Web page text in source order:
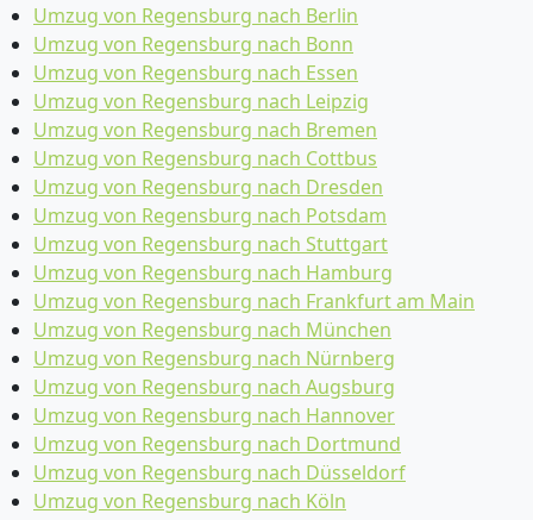
Umzug von Regensburg nach Berlin
Umzug von Regensburg nach Bonn
Umzug von Regensburg nach Essen
Umzug von Regensburg nach Leipzig
Umzug von Regensburg nach Bremen
Umzug von Regensburg nach Cottbus
Umzug von Regensburg nach Dresden
Umzug von Regensburg nach Potsdam
Umzug von Regensburg nach Stuttgart
Umzug von Regensburg nach Hamburg
Umzug von Regensburg nach Frankfurt am Main
Umzug von Regensburg nach München
Umzug von Regensburg nach Nürnberg
Umzug von Regensburg nach Augsburg
Umzug von Regensburg nach Hannover
Umzug von Regensburg nach Dortmund
Umzug von Regensburg nach Düsseldorf
Umzug von Regensburg nach Köln